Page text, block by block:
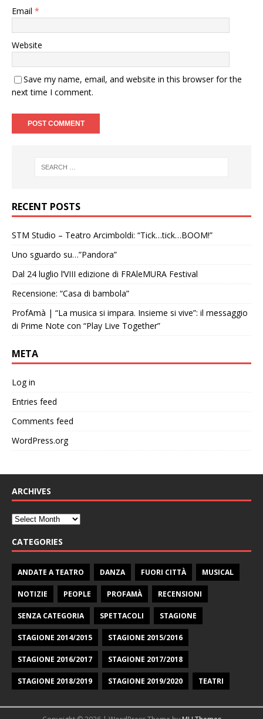
Email *
Website
Save my name, email, and website in this browser for the
next time I comment.
RECENT POSTS
STM Studio – Teatro Arcimboldi: “Tick…tick…BOOM!”
Uno sguardo su…”Pandora”
Dal 24 luglio l’VIII edizione di FRAleMURA Festival
Recensione: “Casa di bambola”
ProfAmà | “La musica si impara. Insieme si vive”: il messaggio
di Prime Note con “Play Live Together”
META
Log in
Entries feed
Comments feed
WordPress.org
ARCHIVES
CATEGORIES
ANDATE A TEATRO DANZA FUORI CITTÀ MUSICAL
NOTIZIE PEOPLE PROFAMÀ RECENSIONI
SENZA CATEGORIA SPETTACOLI STAGIONE
STAGIONE 2014/2015 STAGIONE 2015/2016
STAGIONE 2016/2017 STAGIONE 2017/2018
STAGIONE 2018/2019 STAGIONE 2019/2020 TEATRI